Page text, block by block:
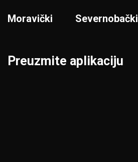
Moravički Severnobački
Preuzmite aplikaciju